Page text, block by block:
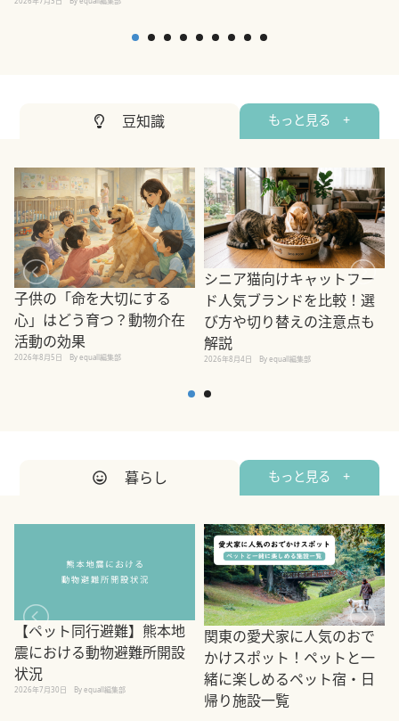
豆知識 もっと見る +
子供の「命を大切にする
心」はどう育つ？動物介在
活動の効果
2026年8月5日 By equall編集部
シニア猫向けキャットフー
ド人気ブランドを比較！選
び方や切り替えの注意点も
解説
2026年8月4日 By equall編集部
暮らし もっと見る +
【ペット同行避難】熊本地
震における動物避難所開設
状況
2026年7月30日 By equall編集部
関東の愛犬家に人気のおで
かけスポット！ペットと一
緒に楽しめるペット宿・日
帰り施設一覧